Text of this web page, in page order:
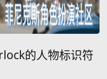
的人物标识符